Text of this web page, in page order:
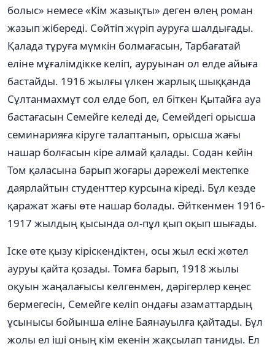
болыс» немесе «Кім жазықты» деген өлең роман
жазып жібереді. Сөйтіп жүріп ауруға шалдығады.
Қалада тұруға мүмкін болмағасын, Тарбағатай
еліне мұғалімдікке келіп, ауруынан ол елде айыға
бастайды. 1916 жылғы үлкен жарлық шыққанда
Сұлтанмахмұт сол елде боп, ел біткен Қытайға ауа
бастағасын Семейге келеді де, Семейдегі орысша
семинарияға кіруге талаптанып, орысша жағы
нашар болғасын кіре алмай қалады. Содан кейін
Том қаласына барып жоғары дəрежелі мектепке
даярлайтын студенттер курсына кіреді. Бұл кезде
қаражат жағы өте нашар болады. Əйткенмен 1916-
1917 жылдың қысында ол-пұл қып оқып шығады.
Іске өте қызу кіріскендіктен, осы жыл ескі жөтел
ауруы қайта қозады. Томға барып, 1918 жылы
оқуын жаңалағысы келгенмен, дəрігерлер кеңес
бермегесін, Семейге келіп ондағы азаматтардың
ұсынысы бойынша еліне Баянауылға қайтады. Бұл
жолы ел іші оның кім екенін жақсылап таниды. Ел